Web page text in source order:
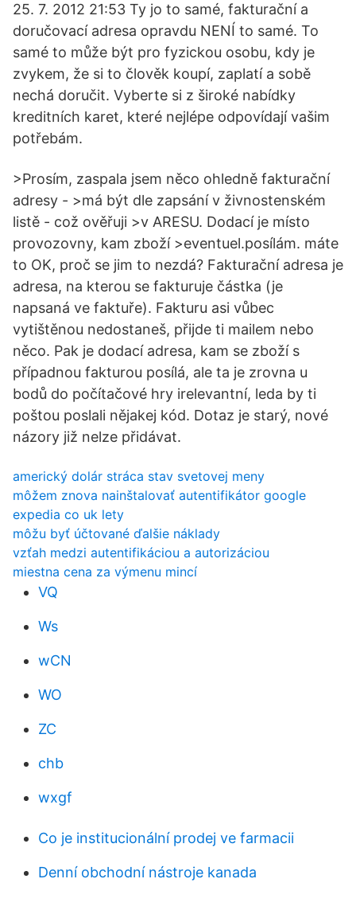
25. 7. 2012 21:53 Ty jo to samé, fakturační a
doručovací adresa opravdu NENÍ to samé. To
samé to může být pro fyzickou osobu, kdy je
zvykem, že si to člověk koupí, zaplatí a sobě
nechá doručit. Vyberte si z široké nabídky
kreditních karet, které nejlépe odpovídají vašim
potřebám.
>Prosím, zaspala jsem něco ohledně fakturační
adresy - >má být dle zapsání v živnostenském
listě - což ověřuji >v ARESU. Dodací je místo
provozovny, kam zboží >eventuel.posílám. máte
to OK, proč se jim to nezdá? Fakturační adresa je
adresa, na kterou se fakturuje částka (je
napsaná ve faktuře). Fakturu asi vůbec
vytištěnou nedostaneš, přijde ti mailem nebo
něco. Pak je dodací adresa, kam se zboží s
případnou fakturou posílá, ale ta je zrovna u
bodů do počítačové hry irelevantní, leda by ti
poštou poslali nějakej kód. Dotaz je starý, nové
názory již nelze přidávat.
americký dolár stráca stav svetovej meny
môžem znova nainštalovať autentifikátor google
expedia co uk lety
môžu byť účtované ďalšie náklady
vzťah medzi autentifikáciou a autorizáciou
miestna cena za výmenu mincí
VQ
Ws
wCN
WO
ZC
chb
wxgf
Co je institucionální prodej ve farmacii
Denní obchodní nástroje kanada